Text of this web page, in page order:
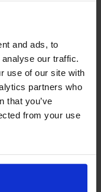
and ads, to
our traffic.
use of our site with
partners who
that you’ve
from your use
do koszyka
relaks i